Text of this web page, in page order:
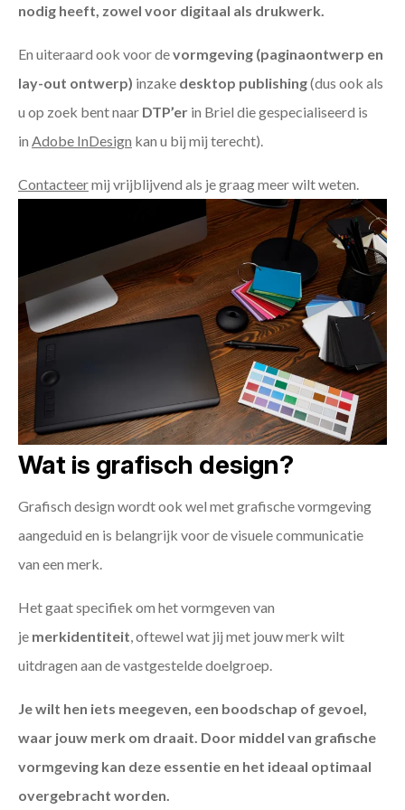
nodig heeft, zowel voor digitaal als drukwerk.
En uiteraard ook voor devormgeving (paginaontwerp en
lay-out ontwerp) inzake desktop publishing(dus ook als
u op zoek bent naar DTP’er in Briel die gespecialiseerd is
in Adobe InDesign kan u bij mij terecht).
Contacteermij vrijblijvend als je graag meer wilt weten.
Wat is grafisch design?
Grafisch design wordt ook wel met grafische vormgeving
aangeduid en is belangrijk voor de visuele communicatie
van een merk.
Het gaat specifiek om het vormgeven van
je merkidentiteit , oftewel wat jij met jouw merk wilt
uitdragen aan de vastgestelde doelgroep.
Je wilt hen iets meegeven, een boodschap of gevoel,
waar jouw merk om draait. Door middel van grafische
vormgeving kan deze essentie en het ideaal optimaal
overgebracht worden.